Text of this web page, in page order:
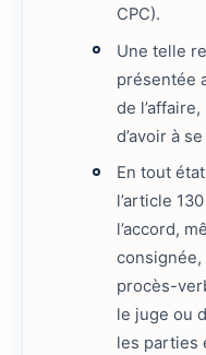
CPC).
Une telle
présentée
de
d’avoir à
En tout
l’article
l’accord,
consignée,
procès-
le juge ou
les parties